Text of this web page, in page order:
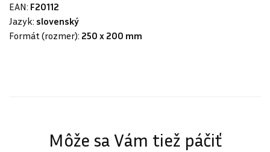
EAN: F20112
Jazyk: slovenský
Formát (rozmer): 250 x 200 mm
Môže sa Vám tiež páčiť